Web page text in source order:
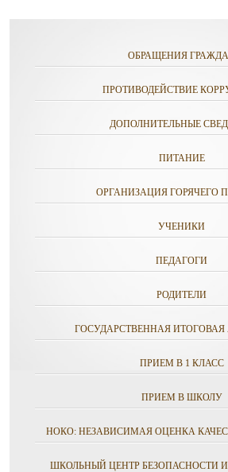
ОБРАЩЕНИЯ
ПРОТИВОДЕЙСТВИЕ
ДОПОЛНИТЕЛЬНЫЕ
ПИТАНИЕ
ОРГАНИЗАЦИЯ ГОРЯЧЕГО
УЧЕНИКИ
ПЕДАГОГИ
РОДИТЕЛИ
ГОСУДАРСТВЕННАЯ ИТОГОВАЯ
ПРИЕМ В 1 КЛАСС
ПРИЕМ В ШКОЛУ
НОКО: НЕЗАВИСИМАЯ ОЦЕНКА
ШКОЛЬНЫЙ ЦЕНТР БЕЗОПАСНОСТИ